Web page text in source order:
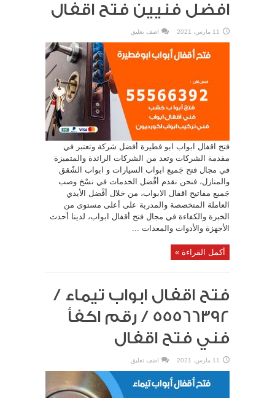
افضل فنيين فتح اقفال
11 مارس، 2021 اضف تعليق
فتح اقفال ابواب ابو فطيرة أفضل شركة وتعتبر في
مقدمة الشركات وتعد من الشركات الرائدة والمتميزة
في مجال فتح جَميع ابواب السيارات و ابواب الشّقق
والمنازل، فنحن نقدم أفْضل الخدمات في نسْخ وصب
جَميع مفاتيح اقفال الابواب، من خلال أفْضل الأيدي
العاملة المتخصصة والمدربة على أعلى مستوى من
الخبرة والكفاءة في مجال فتح أقفال ابواب، لدينا أحدث
الأجهزة والأدوات والمعدات ...
أكمل القراءة »
فتح اقفال ابواب تيماء /
55566392 / رقم اكفأ
فني فتح اقفال
11 مارس، 2021 اضف تعليق